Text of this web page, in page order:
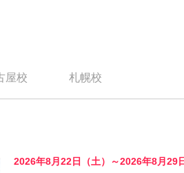
屋校 札幌校
2026年8月22日（土）～2026年8月29